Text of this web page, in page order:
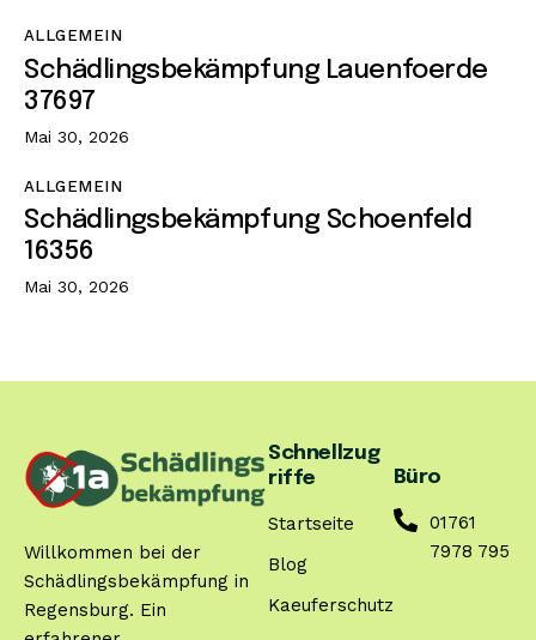
ALLGEMEIN
Schädlingsbekämpfung Lauenfoerde
37697
Mai 30, 2026
ALLGEMEIN
Schädlingsbekämpfung Schoenfeld
16356
Mai 30, 2026
Willkommen bei der
Schädlingsbekämpfung in
Regensburg. Ein
Schnellzug
riffe
Startseite
Blog
Kaeuferschutz
Büro
01761
7978 795